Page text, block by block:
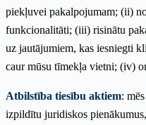
piekļuvei pakalpojumam; (ii)
funkcionalitāti; (iii) risinātu
uz jautājumiem, kas iesniegti
caur mūsu tīmekļa vietni; (iv)
Atbilstība tiesību aktiem:
izpildītu juridiskos